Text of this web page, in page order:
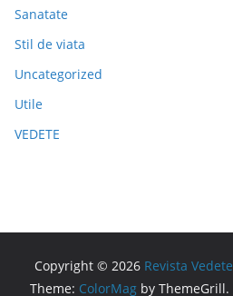
Sanatate
Stil de viata
Uncategorized
Utile
VEDETE
Copyright © 2026 Revista
Theme: ColorMag by